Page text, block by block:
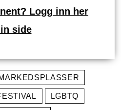
Logg inn her
side
LGBTQ